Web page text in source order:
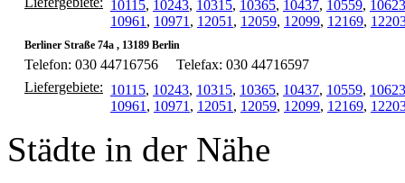
10115, 10243, 10315, 10365, 10437, 10559, 10623
10961 , 10971 , 12051 , 12059, 12099, 12169,
Berliner Straße 74a , 13189 Berlin
Telefon: 030 44716756
Telefax: 030 44716597
Liefergebiete: 10115, 10243, 10315, 10365, 10437, 10559, 10623
10961 , 10971 , 12051 , 12059, 12099, 12169,
Städte in der Nähe